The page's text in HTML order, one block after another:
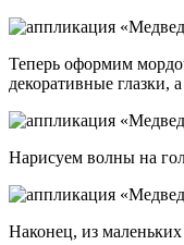
Теперь оформим
декоративные глазки,
Нарисуем волны на
Наконец, из